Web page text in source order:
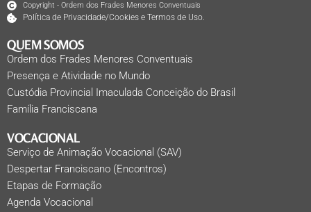
Copyright - Ordem dos Frades Menores Conventuais
Política de Privacidade/Cookies e Termos de Uso.
QUEM SOMOS
Ordem dos Frades Menores Conventuais
Presença e Atividade no Mundo
Custódia Provincial Imaculada Conceição do Brasil
Família Franciscana
VOCACIONAL
Serviço de Animação Vocacional (SAV)
Despertar Franciscano (Encontros)
Etapas de Formação
Agenda Vocacional